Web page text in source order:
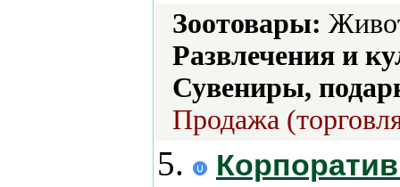
Зоотовары:
Развлечения и
Сувениры,
Продажа
5.